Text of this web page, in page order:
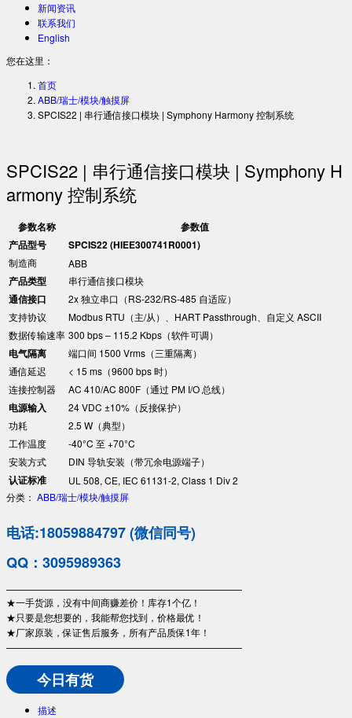
新闻资讯
联系我们
English
您在这里：
首页
ABB/瑞士/模块/触摸屏
SPCIS22 | 串行通信接口模块 | Symphony Harmony 控制系统
SPCIS22 | 串行通信接口模块 | Symphony H
armony 控制系统
参数名称
参数值
产品型号
SPCIS22 (HIEE300741R0001)
制造商 ABB
产品类型 串行通信接口模块
通信接口
2x 独立串口（RS-232/RS-485 自适应）
支持协议
Modbus RTU（主/从）、HART Passthrough、自定义 ASCII
数据传输速率 300 bps – 115.2 Kbps（软件可调）
电气隔离
端口间 1500 Vrms（三重隔离）
通信延迟
< 15 ms（9600 bps 时）
连接控制器
AC 410/AC 800F（通过 PM I/O 总线）
电源输入
24 VDC ±10%（反接保护）
功耗
2.5 W（典型）
工作温度
-40°C 至 +70°C
安装方式
DIN 导轨安装（带冗余电源端子）
认证标准
UL 508, CE, IEC 61131-2, Class 1 Div 2
分类： ABB/瑞士/模块/触摸屏
电话:18059884797 (微信同号)
QQ：3095989363
—————————————————————————
★一手货源，没有中间商赚差价！库存1个亿！
★只要是您想要的，我能帮您找到，价格最优！
★厂家原装，保证售后服务，所有产品质保1年！
—————————————————————————
今日有货
描述